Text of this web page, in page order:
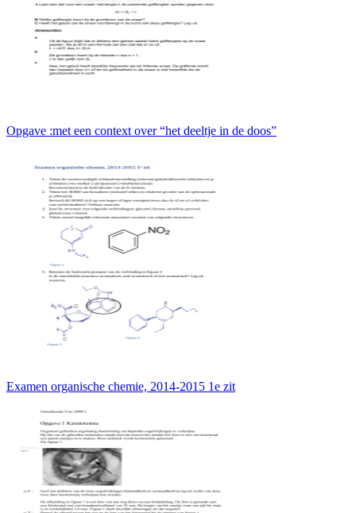
Opgave :met een context over “het deeltje in de doos”
Examen organische chemie, 2014-2015 1e zit